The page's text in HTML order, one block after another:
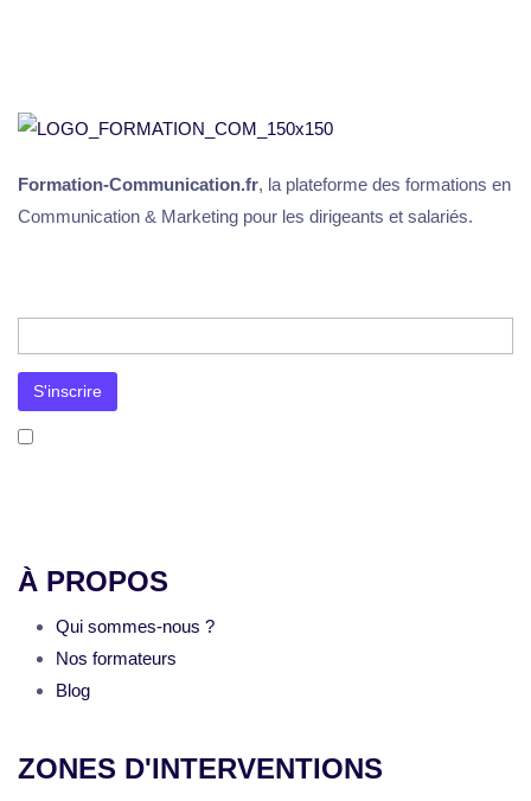
Formation-Communication.fr, la plateforme des formations en
Communication & Marketing pour les dirigeants et salariés.
À PROPOS
Qui sommes-nous ?
Nos formateurs
Blog
ZONES D'INTERVENTIONS